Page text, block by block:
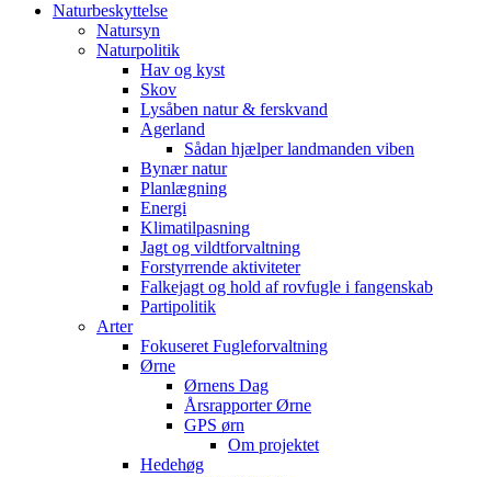
Naturbeskyttelse
Natursyn
Naturpolitik
Hav og kyst
Skov
Lysåben natur & ferskvand
Agerland
Sådan hjælper landmanden viben
Bynær natur
Planlægning
Energi
Klimatilpasning
Jagt og vildtforvaltning
Forstyrrende aktiviteter
Falkejagt og hold af rovfugle i fangenskab
Partipolitik
Arter
Fokuseret Fugleforvaltning
Ørne
Ørnens Dag
Årsrapporter Ørne
GPS ørn
Om projektet
Hedehøg